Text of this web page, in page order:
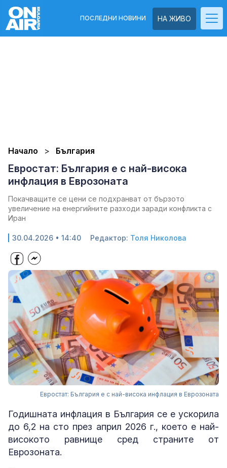
НА ЖИВО
ПОСЛЕДНИ НОВИНИ
Начало България
Евростат: България е с най-висока
инфлация в Еврозоната
Покачващите се цени се подхранват от бързото
увеличение на енергийните разходи заради конфликта с
Иран
30.04.2026 • 14:40 Редактор: Толя Николова
Евростат: България е с най-висока инфлация в Еврозоната
Годишната инфлация в България се е ускорила
до 6,2 на сто през април 2026 г., което е най-
високото равнище сред страните от
Еврозоната.